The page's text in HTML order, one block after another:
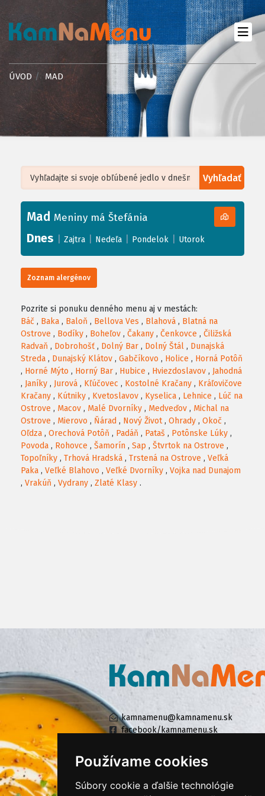
Používame cookies
Súbory cookie a ďalšie technológie
ÚVOD MAD
Vyhľadať
+
−
Leaflet| ©OpenStreetMap, Tiles courtesy ofHumanitarian OpenStreetMap
Mad Meniny má Štefánia
Dnes Zajtra Nedeľa Pondelok Utorok
Zoznam alergénov
Pozrite si ponuku denného menu aj v mestách:
Báč , Baka , Baloň , Bellova Ves , Blahová , Blatná na
Ostrove , Bodíky , Boheľov , Čakany , Čenkovce , Čiližská
Radvaň , Dobrohošť , Dolný Bar , Dolný Štál , Dunajská
Streda , Dunajský Klátov , Gabčíkovo , Holice , Horná Potôň
, Horné Mýto , Horný Bar , Hubice , Hviezdoslavov , Jahodná
, Janíky , Jurová , Kľúčovec , Kostolné Kračany , Kráľovičove
Kračany , Kútniky , Kvetoslavov , Kyselica , Lehnice , Lúč na
Ostrove , Macov , Malé Dvorníky , Medveďov , Michal na
Ostrove , Mierovo , Ňárad , Nový Život, Ohrady , Okoč ,
Oľdza , Orechová Potôň , Padáň , Pataš , Potônske Lúky ,
Povoda , Rohovce , Šamorín , Sap , Štvrtok na Ostrove ,
Topoľníky , Trhová Hradská , Trstená na Ostrove , Veľká
Paka , Veľké Blahovo , Veľké Dvorníky , Vojka nad Dunajom
, Vrakúň , Vydrany , Zlaté Klasy .
kamnamenu@kamnamenu.sk
facebook/kamnamenu.sk
KONTAKTUJTE NÁS